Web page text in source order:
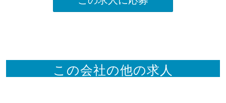
この会社の他の求人